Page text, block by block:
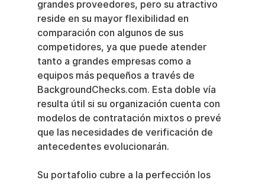
grandes proveedores, pero su atractivo
reside en su mayor flexibilidad en
comparación con algunos de sus
competidores, ya que puede atender
tanto a grandes empresas como a
equipos más pequeños a través de
BackgroundChecks.com. Esta doble vía
resulta útil si su organización cuenta con
modelos de contratación mixtos o prevé
que las necesidades de verificación de
antecedentes evolucionarán.
Su portafolio cubre a la perfección los